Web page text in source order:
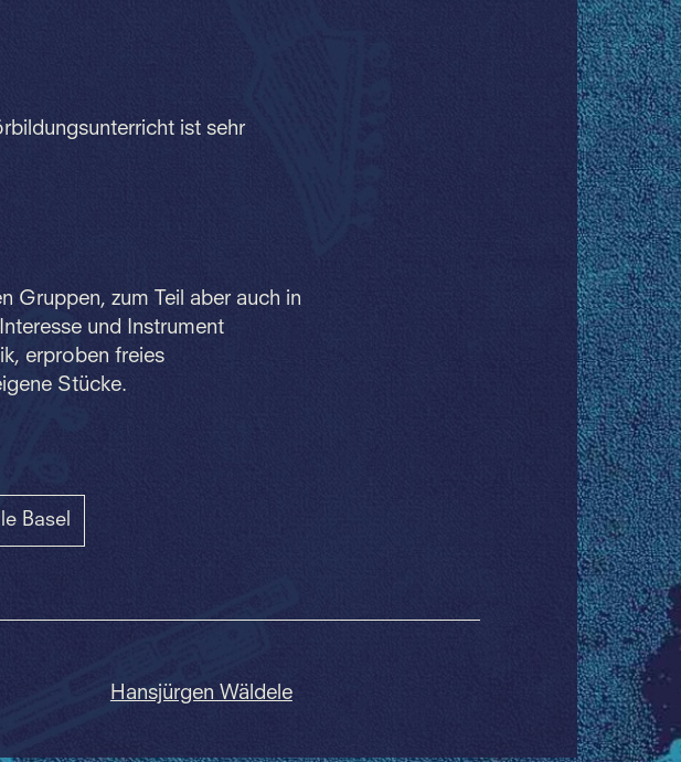
ist sehr
Gruppen, zum Teil aber auch in
und Instrument
erproben freies
Stücke.
Basel
Hansjürgen Wäldele